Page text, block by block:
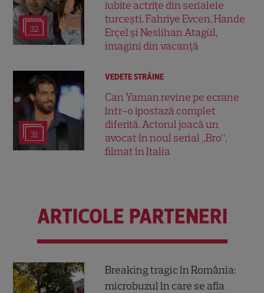
32
iubite actrițe din serialele
turcești. Fahriye Evcen, Hande
Erçel și Neslihan Atagül,
imagini din vacanță
31
VEDETE STRĂINE
Can Yaman revine pe ecrane
într-o ipostază complet
diferită. Actorul joacă un
avocat în noul serial „Bro”,
filmat în Italia
ARTICOLE PARTENERI
Breaking tragic în România:
microbuzul în care se afla